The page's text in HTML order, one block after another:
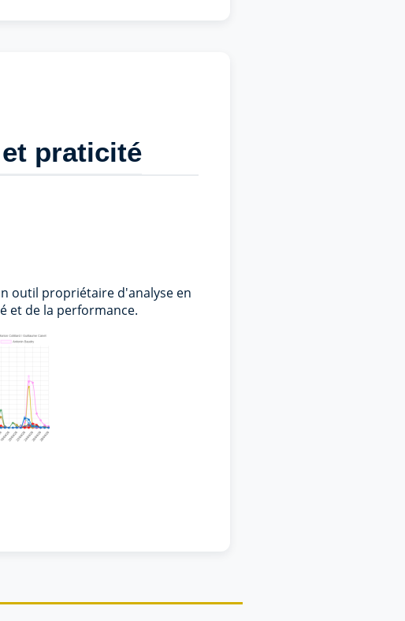
praticité
outil propriétaire d'analyse en
et de la performance.